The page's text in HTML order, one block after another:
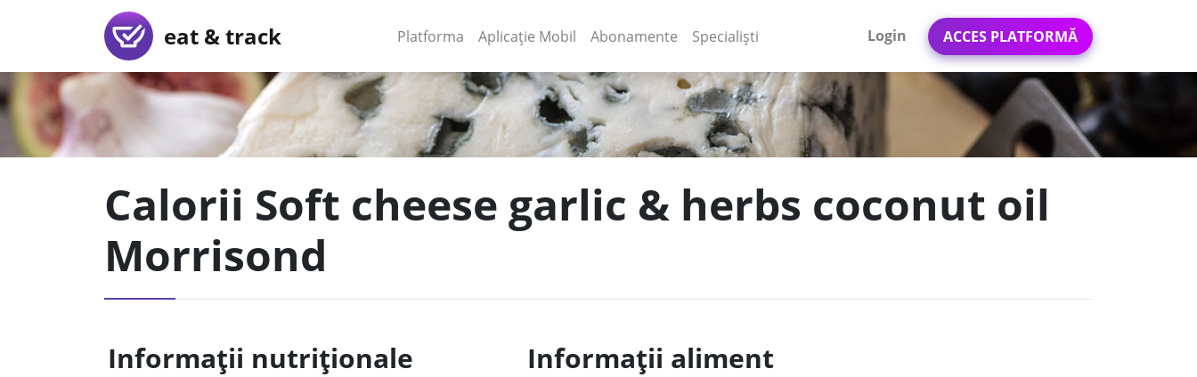
eat & track Platforma (current)
Aplicație Mobil (current)
Abonamente Specialiști Login ACCES PLATFORMĂ
Calorii Soft cheese garlic & herbs coconut oil
Morrisond
Informații nutriționale Informații aliment